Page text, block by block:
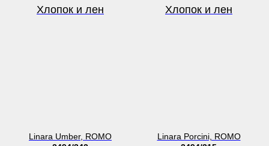
Хлопок и лен Хлопок и лен
Linara Umber, ROMO
Linara Porcini, ROMO